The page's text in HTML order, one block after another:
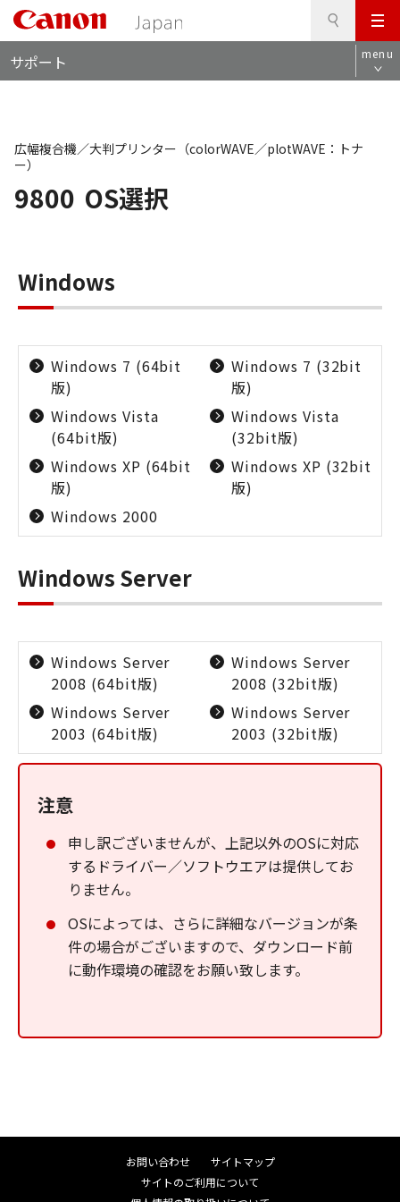
メ
ニ
ュ
サポート menu
9800 OS選択
広幅複合機／大判プリンター（colorWAVE／plotWAVE：トナ
ー）
Windows
Windows 7 (64bit
版)
Windows 7 (32bit
版)
Windows Vista
(64bit版)
Windows Vista
(32bit版)
Windows XP (64bit
版)
Windows XP (32bit
版)
Windows 2000
Windows Server
Windows Server
2008 (64bit版)
Windows Server
2008 (32bit版)
Windows Server
2003 (64bit版)
Windows Server
2003 (32bit版)
注意
申し訳ございませんが、上記以外のOSに対応
するドライバー／ソフトウエアは提供してお
りません。
OSによっては、さらに詳細なバージョンが条
件の場合がございますので、ダウンロード前
に動作環境の確認をお願い致します。
お問い合わせ
サイトマップ
サイトのご利用について